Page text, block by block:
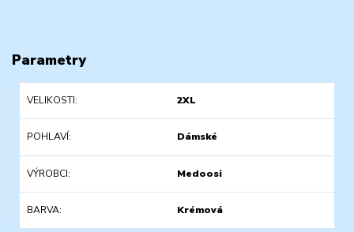
Parametry
VELIKOSTI 2XL
POHLAVÍ Dámské
VÝROBCI Medoosi
BARVA Krémová